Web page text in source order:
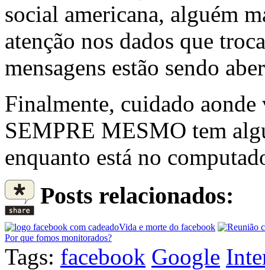
social americana, alguém
atenção nos dados que
mensagens estão sendo
Finalmente, cuidado
SEMPRE MESMO tem
enquanto está no
Posts relacionados:
Vida e morte do facebook
Por que fomos monitorados?
Tags: facebook Google